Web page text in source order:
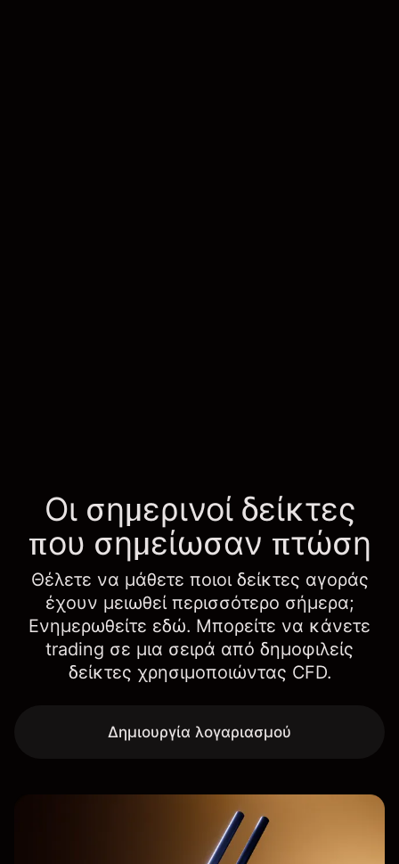
Οι σημερινοί δείκτες
που σημείωσαν πτώση
Θέλετε να μάθετε ποιοι δείκτες αγοράς
έχουν μειωθεί περισσότερο σήμερα;
Ενημερωθείτε εδώ. Μπορείτε να κάνετε
trading σε μια σειρά από δημοφιλείς
δείκτες χρησιμοποιώντας CFD.
Δημιουργία λογαριασμού